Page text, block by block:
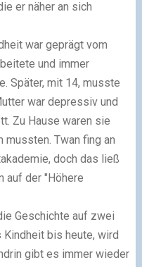
er näher an sich
war geprägt vom
und immer
Später, mit 14, musste
war depressiv und
Zu Hause waren sie
mussten. Twan fing an
doch das ließ
auf der "Höhere
Geschichte auf zwei
Kindheit bis heute, wird
gibt es immer wieder